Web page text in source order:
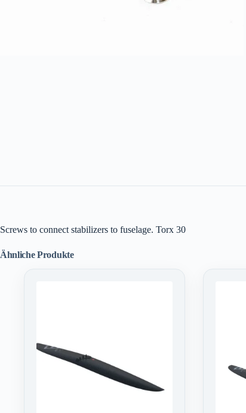
Screws to connect stabilizers to fuselage. Torx 30
Ähnliche Produkte